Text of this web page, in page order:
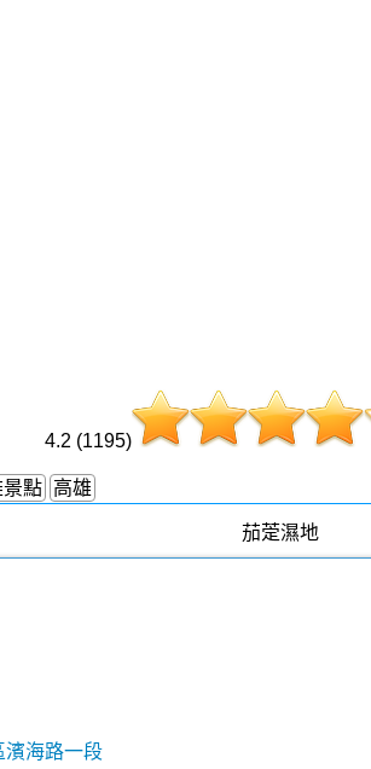
4.2 (1195)
點 高雄
濱海路一段